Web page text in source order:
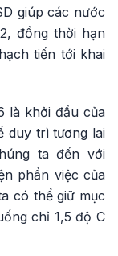
giúp các nước
đồng thời hạn
tiến tới khai
là khởi đầu của
duy trì tương lai
ta đến với
phần việc của
có thể giữ mục
chỉ 1,5 độ C